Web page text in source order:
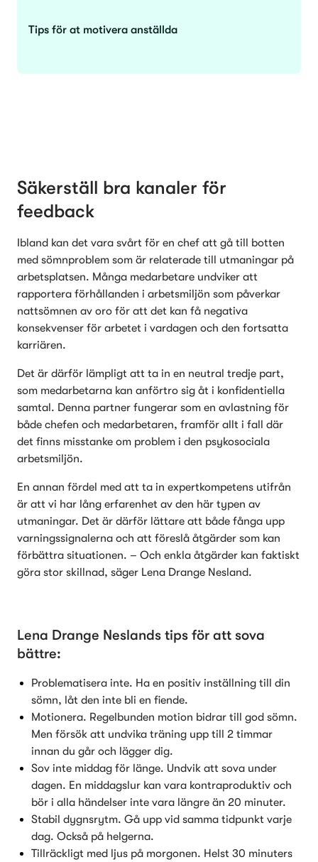
Tips för at motivera anställda
Säkerställ bra kanaler för
feedback
Ibland kan det vara svårt för en chef att gå till botten
med sömnproblem som är relaterade till utmaningar på
arbetsplatsen. Många medarbetare undviker att
rapportera förhållanden i arbetsmiljön som påverkar
nattsömnen av oro för att det kan få negativa
konsekvenser för arbetet i vardagen och den fortsatta
karriären.
Det är därför lämpligt att ta in en neutral tredje part,
som medarbetarna kan anförtro sig åt i konfidentiella
samtal. Denna partner fungerar som en avlastning för
både chefen och medarbetaren, framför allt i fall där
det finns misstanke om problem i den psykosociala
arbetsmiljön.
En annan fördel med att ta in expertkompetens utifrån
är att vi har lång erfarenhet av den här typen av
utmaningar. Det är därför lättare att både fånga upp
varningssignalerna och att föreslå åtgärder som kan
förbättra situationen. – Och enkla åtgärder kan faktiskt
göra stor skillnad, säger Lena Drange Nesland.
Lena Drange Neslands tips för att sova
bättre:
Problematisera inte. Ha en positiv inställning till din
sömn, låt den inte bli en fiende.
Motionera. Regelbunden motion bidrar till god sömn.
Men försök att undvika träning upp till 2 timmar
innan du går och lägger dig.
Sov inte middag för länge. Undvik att sova under
dagen. En middagslur kan vara kontraproduktiv och
bör i alla händelser inte vara längre än 20 minuter.
Stabil dygnsrytm. Gå upp vid samma tidpunkt varje
dag. Också på helgerna.
Tillräckligt med ljus på morgonen. Helst 30 minuters